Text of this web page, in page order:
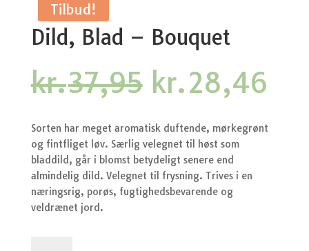
Tilbud!
Dild, Blad – Bouquet
kr.37,95 Den
oprindelige
pris
var:
kr.37,95.
kr.28,46
er:
Sorten har meget aromatisk duftende, mørkegrønt
og fintfliget løv. Særlig velegnet til høst som
bladdild, går i blomst betydeligt senere end
almindelig dild. Velegnet til frysning. Trives i en
næringsrig, porøs, fugtighedsbevarende og
veldrænet jord.